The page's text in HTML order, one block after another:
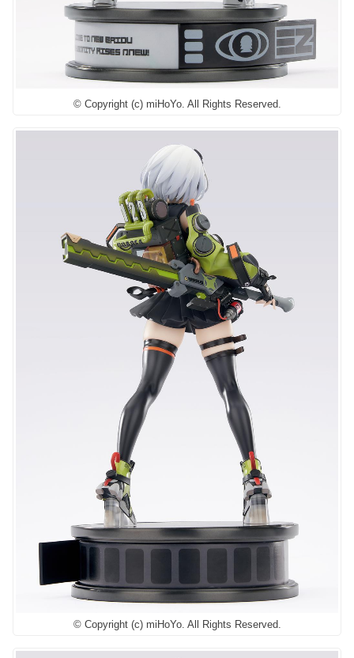
© Copyright (c) miHoYo. All Rights Reserved.
© Copyright (c) miHoYo. All Rights Reserved.